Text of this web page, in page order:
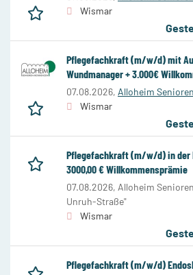
Wismar
Pflegefachkraft (m/w/d) mit
Wundmanager + 3.000€
07.08.2026, Alloheim
Wismar
Pflegefachkraft (m/w/d) in der
3000,00 € Willkommensprämie
07.08.2026, Alloheim
Unruh-Straße"
Wismar
Pflegefachkraft (m/w/d)